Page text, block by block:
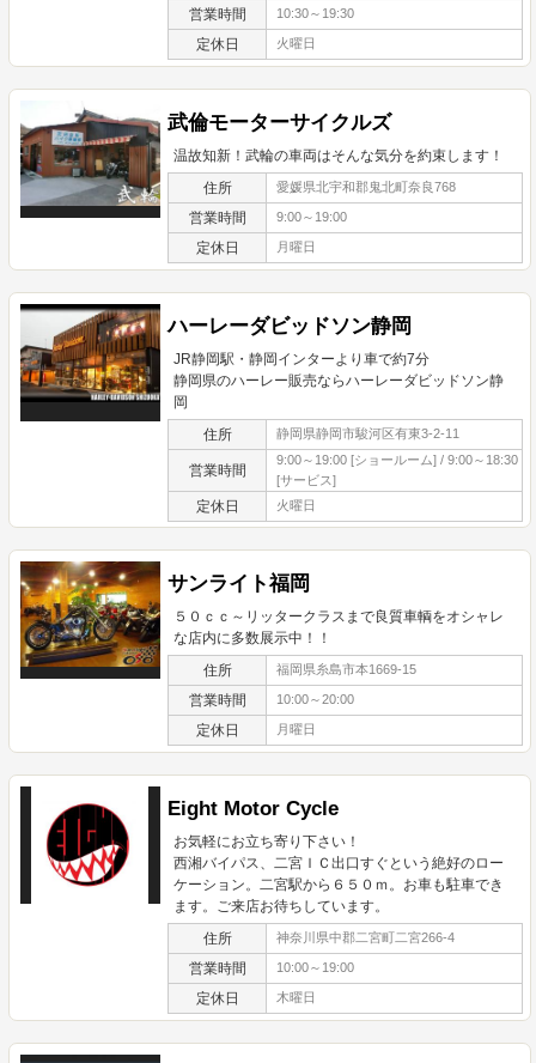
営業時間 10:30～19:30
定休日 火曜日
武倫モーターサイクルズ
温故知新！武輪の車両はそんな気分を約束します！
住所 愛媛県北宇和郡鬼北町奈良768
営業時間 9:00～19:00
定休日 月曜日
ハーレーダビッドソン静岡
JR静岡駅・静岡インターより車で約7分
静岡県のハーレー販売ならハーレーダビッドソン静
岡
住所 静岡県静岡市駿河区有東3-2-11
営業時間
9:00～19:00 [ショールーム] / 9:00～18:30
[サービス]
定休日 火曜日
サンライト福岡
５０ｃｃ～リッタークラスまで良質車輌をオシャレ
な店内に多数展示中！！
住所 福岡県糸島市本1669-15
営業時間 10:00～20:00
定休日 月曜日
Eight Motor Cycle
お気軽にお立ち寄り下さい！
西湘バイパス、二宮ＩＣ出口すぐという絶好のロー
ケーション。二宮駅から６５０ｍ。お車も駐車でき
ます。ご来店お待ちしています。
住所 神奈川県中郡二宮町二宮266-4
営業時間 10:00～19:00
定休日 木曜日